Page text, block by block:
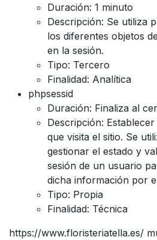
Duración: 1 minuto
Descripción: Se utiliza
los diferentes objetos
en la sesión.
Tipo: Tercero
Finalidad: Analítica
phpsessid
Duración: Finaliza al
Descripción:
que visita el sitio. Se
gestionar el estado y
sesión de un usuario
dicha información por
Tipo: Propia
Finalidad: Técnica
https://www.floristeriatella.es/